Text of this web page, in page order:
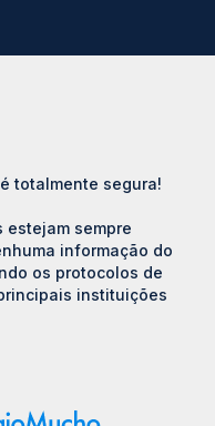
totalmente segura!
estejam sempre
informação do
os protocolos de
instituições